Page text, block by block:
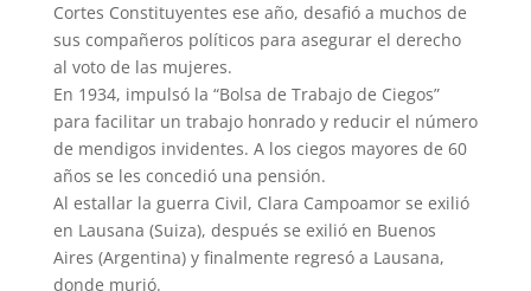
Cortes Constituyentes ese año, desafió a muchos de
sus compañeros políticos para asegurar el derecho
al voto de las mujeres.
En 1934, impulsó la “Bolsa de Trabajo de Ciegos”
para facilitar un trabajo honrado y reducir el número
de mendigos invidentes. A los ciegos mayores de 60
años se les concedió una pensión.
Al estallar la guerra Civil, Clara Campoamor se exilió
en Lausana (Suiza), después se exilió en Buenos
Aires (Argentina) y finalmente regresó a Lausana,
donde murió.